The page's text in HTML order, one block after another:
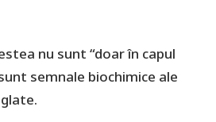
nu sunt “doar în capul
semnale biochimice ale
.